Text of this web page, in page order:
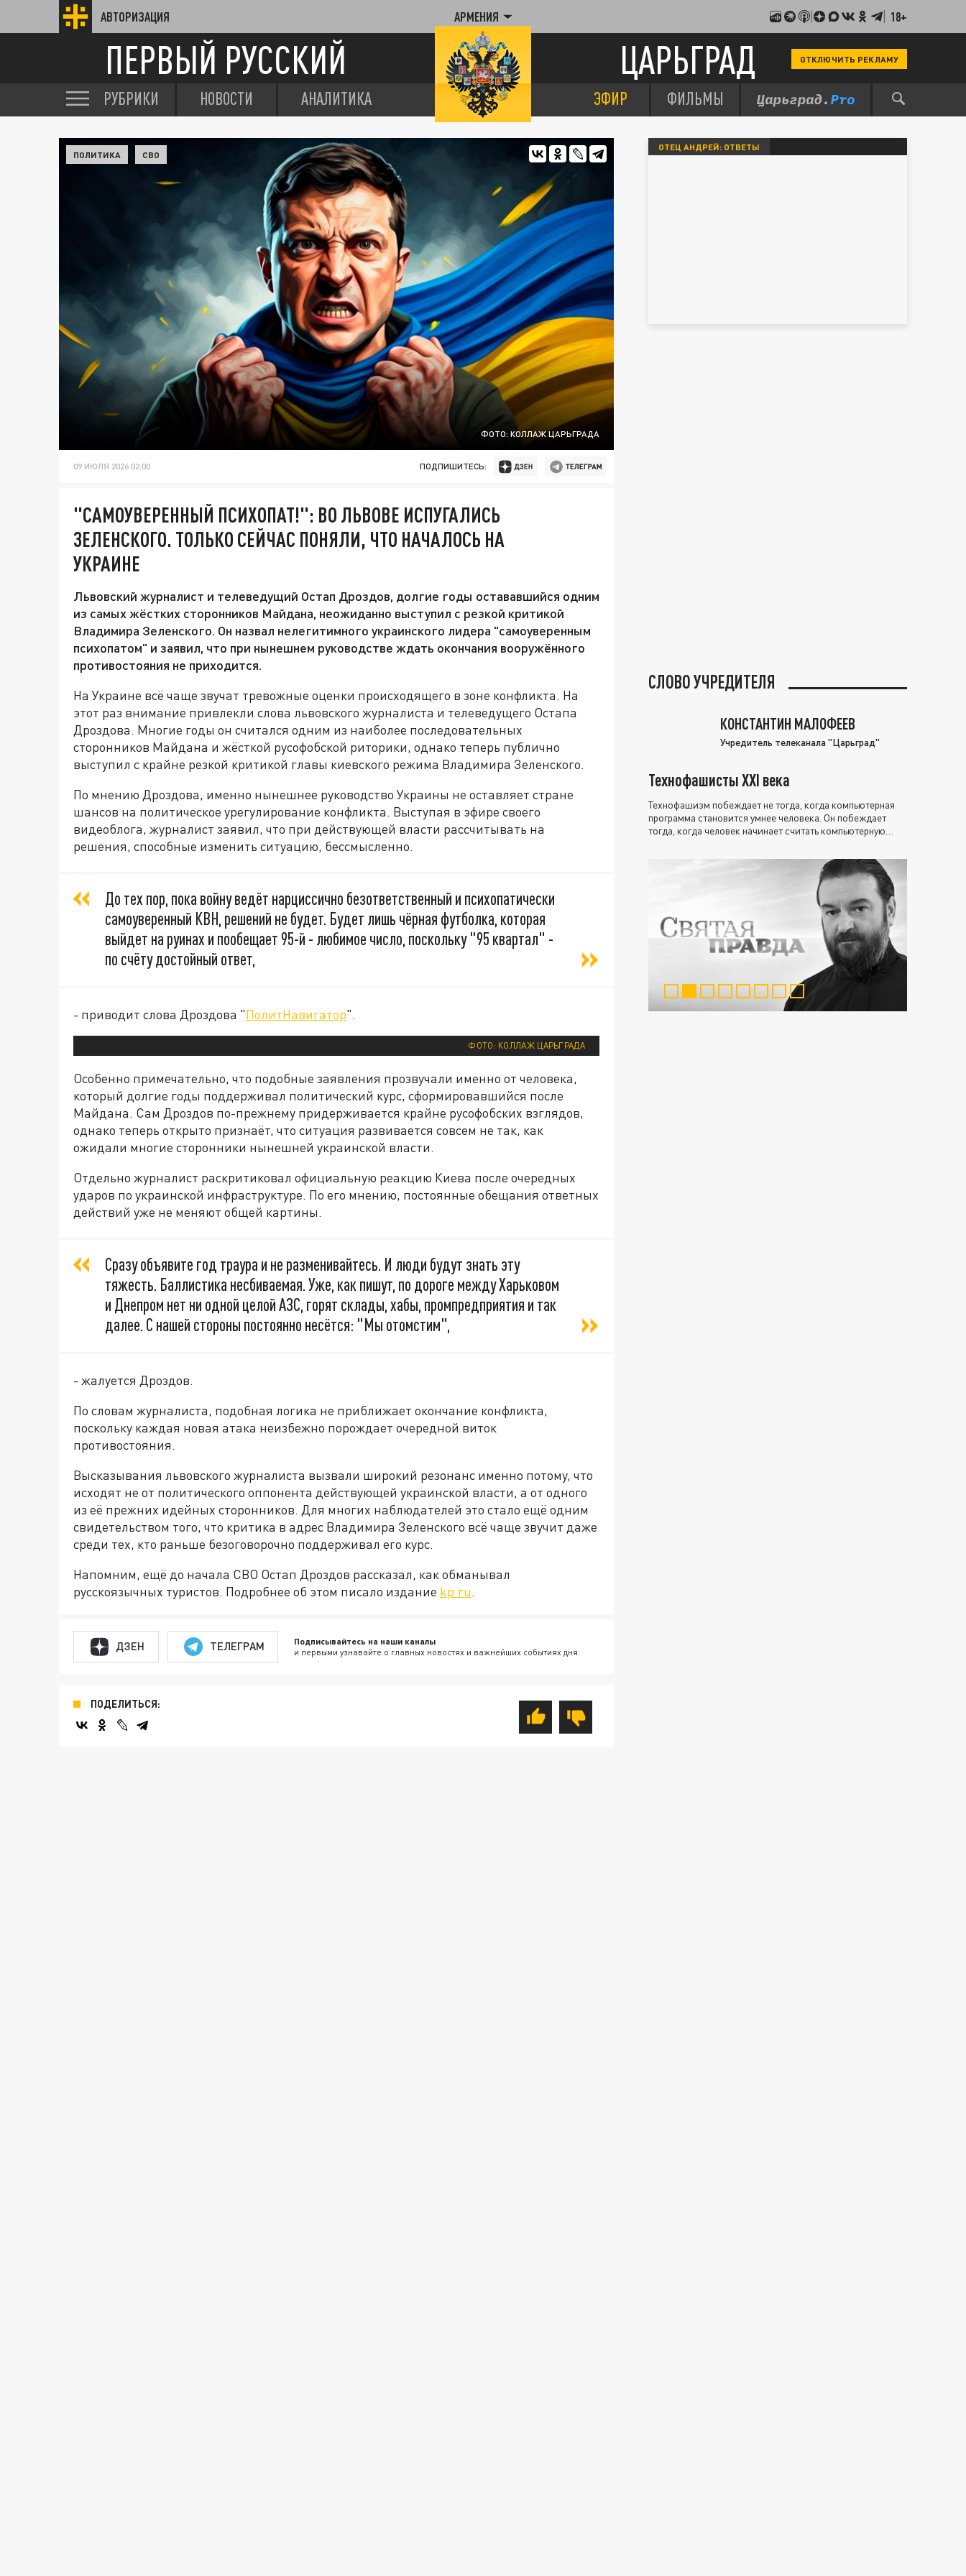
АВТОРИЗАЦИЯ АРМЕНИЯ 18+
ПЕРВЫЙ РУССКИЙ ЦАРЬГРАД ОТКЛЮЧИТЬ РЕКЛАМУ
РУБРИКИ НОВОСТИ АНАЛИТИКА ЭФИР ФИЛЬМЫ
ФОТО: КОЛЛАЖ ЦАРЬГРАДА
ПОЛИТИКА СВО
09 ИЮЛЯ 2026 02:00 ПОДПИШИТЕСЬ:
"САМОУВЕРЕННЫЙ ПСИХОПАТ!": ВО ЛЬВОВЕ ИСПУГАЛИСЬ
ЗЕЛЕНСКОГО. ТОЛЬКО СЕЙЧАС ПОНЯЛИ, ЧТО НАЧАЛОСЬ НА
УКРАИНЕ
Львовский журналист и телеведущий Остап Дроздов, долгие годы остававшийся одним
из самых жёстких сторонников Майдана, неожиданно выступил с резкой критикой
Владимира Зеленского. Он назвал нелегитимного украинского лидера "самоуверенным
психопатом" и заявил, что при нынешнем руководстве ждать окончания вооружённого
противостояния не приходится.
На Украине всё чаще звучат тревожные оценки происходящего в зоне конфликта. На
этот раз внимание привлекли слова львовского журналиста и телеведущего Остапа
Дроздова. Многие годы он считался одним из наиболее последовательных
сторонников Майдана и жёсткой русофобской риторики, однако теперь публично
выступил с крайне резкой критикой главы киевского режима Владимира Зеленского.
По мнению Дроздова, именно нынешнее руководство Украины не оставляет стране
шансов на политическое урегулирование конфликта. Выступая в эфире своего
видеоблога, журналист заявил, что при действующей власти рассчитывать на
решения, способные изменить ситуацию, бессмысленно.
До тех пор, пока войну ведёт нарциссично безответственный и психопатически
самоуверенный КВН, решений не будет. Будет лишь чёрная футболка, которая
выйдет на руинах и пообещает 95-й - любимое число, поскольку "95 квартал" -
по счёту достойный ответ,
- приводит слова Дроздова "ПолитНавигатор".
ФОТО: КОЛЛАЖ ЦАРЬГРАДА
Особенно примечательно, что подобные заявления прозвучали именно от человека,
который долгие годы поддерживал политический курс, сформировавшийся после
Майдана. Сам Дроздов по-прежнему придерживается крайне русофобских взглядов,
однако теперь открыто признаёт, что ситуация развивается совсем не так, как
ожидали многие сторонники нынешней украинской власти.
Отдельно журналист раскритиковал официальную реакцию Киева после очередных
ударов по украинской инфраструктуре. По его мнению, постоянные обещания ответных
действий уже не меняют общей картины.
Сразу объявите год траура и не разменивайтесь. И люди будут знать эту
тяжесть. Баллистика несбиваемая. Уже, как пишут, по дороге между Харьковом
и Днепром нет ни одной целой АЗС, горят склады, хабы, промпредприятия и так
далее. С нашей стороны постоянно несётся: "Мы отомстим",
- жалуется Дроздов.
По словам журналиста, подобная логика не приближает окончание конфликта,
поскольку каждая новая атака неизбежно порождает очередной виток
противостояния.
Высказывания львовского журналиста вызвали широкий резонанс именно потому, что
исходят не от политического оппонента действующей украинской власти, а от одного
из её прежних идейных сторонников. Для многих наблюдателей это стало ещё одним
свидетельством того, что критика в адрес Владимира Зеленского всё чаще звучит даже
среди тех, кто раньше безоговорочно поддерживал его курс.
Напомним, ещё до начала СВО Остап Дроздов рассказал, как обманывал
русскоязычных туристов. Подробнее об этом писало издание kp.ru.
ДЗЕН ТЕЛЕГРАМ Подписывайтесь на наши каналы
и первыми узнавайте о главных новостях и важнейших событиях дня.
ПОДЕЛИТЬСЯ:
ОТЕЦ АНДРЕЙ: ОТВЕТЫ
СЛОВО УЧРЕДИТЕЛЯ
КОНСТАНТИН МАЛОФЕЕВ
Учредитель телеканала "Царьград"
Технофашисты XXI века
Технофашизм побеждает не тогда, когда компьютерная
программа становится умнее человека. Он побеждает
тогда, когда человек начинает считать компьютерную